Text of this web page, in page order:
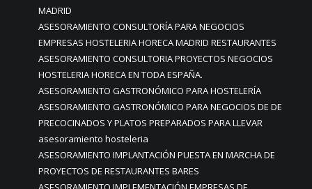
MADRID
ASESORAMIENTO CONSULTORÍA PARA NEGOCIOS
EMPRESAS HOSTELERIA HORECA MADRID RESTAURANTES
ASESORAMIENTO CONSULTORIA PROYECTOS NEGOCIOS
HOSTELERIA HORECA EN TODA ESPAÑA.
ASESORAMIENTO GASTRONÓMICO PARA HOSTELERÍA
ASESORAMIENTO GASTRONÓMICO PARA NEGOCIOS DE DE
PRECOCINADOS Y PLATOS PREPARADOS PARA LLEVAR
asesoramiento hosteleria
ASESORAMIENTO IMPLANTACIÓN PUESTA EN MARCHA DE
PROYECTOS DE RESTAURANTES BARES